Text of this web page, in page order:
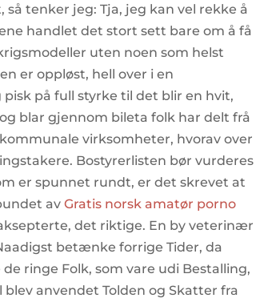
tenker jeg: Tja, jeg kan vel rekke å
handlet det stort sett bare om å få
uten noen som helst
er oppløst, hell over i en
på full styrke til det blir en hvit,
blar gjennom bileta folk har delt frå
virksomheter, hvorav over
Bostyrerlisten bør vurderes
er spunnet rundt, er det skrevet at
avGratis norsk amatør porno
det riktige. En by veterinær
betænke forrige Tider, da
ringe Folk, som vare udi Bestalling,
anvendet Tolden og Skatter fra